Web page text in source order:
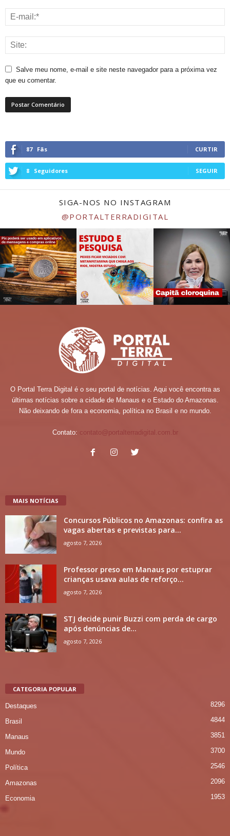
Salve meu nome, e-mail e site neste navegador para a próxima vez
que eu comentar.
87 Fãs CURTIR
8 Seguidores SEGUIR
SIGA-NOS NO INSTAGRAM
@PORTALTERRADIGITAL
O Portal Terra Digital é o seu portal de notícias. Aqui você encontra as
últimas notícias sobre a cidade de Manaus e o Estado do Amazonas.
Não deixando de fora a economia, política no Brasil e no mundo.
Contato: contato@portalterradigital.com.br
MAIS NOTÍCIAS
Concursos Públicos no Amazonas: confira as
vagas abertas e previstas para...
agosto 7, 2026
Professor preso em Manaus por estuprar
crianças usava aulas de reforço...
agosto 7, 2026
STJ decide punir Buzzi com perda de cargo
após denúncias de...
agosto 7, 2026
CATEGORIA POPULAR
Destaques 8296
Brasil 4844
Manaus 3851
Mundo 3700
Política 2546
Amazonas 2096
Economia 1953